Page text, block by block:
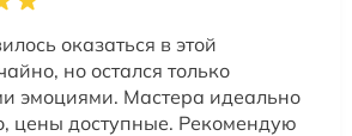
оказаться в этой
но остался только
эмоциями. Мастера идеально
цены доступные. Рекомендую